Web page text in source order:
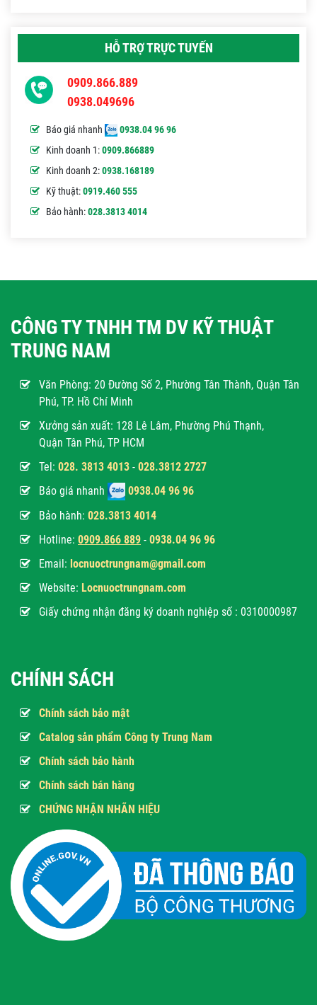
HỖ TRỢ TRỰC TUYẾN
0909.866.889
0938.049696
Báo giá nhanh
0938.04 96 96
Kinh doanh 1:0909.866889
Kinh doanh 2:0938.168189
Kỹ thuật:0919.460 555
Bảo hành:028.3813 4014
CÔNG TY TNHH TM DV KỸ THUẬT
TRUNG NAM
Văn Phòng: 20 Đường Số 2, Phường Tân Thành, Quận Tân
Phú, TP. Hồ Chí Minh
Xưởng sản xuất: 128 Lê Lâm, Phường Phú Thạnh,
Quận Tân Phú, TP HCM
Tel: 028. 3813 4013 - 028.3812 2727
Báo giá nhanh
0938.04 96 96
Bảo hành: 028.3813 4014
Hotline: 0909.866 889 - 0938.04 96 96
Email: locnuoctrungnam@gmail.com
Website: Locnuoctrungnam.com
Giấy chứng nhận đăng ký doanh nghiệp số : 0310000987
CHÍNH SÁCH
Chính sách bảo mật
Catalog sản phẩm Công ty Trung Nam
Chính sách bảo hành
Chính sách bán hàng
CHỨNG NHẬN NHÃN HIỆU